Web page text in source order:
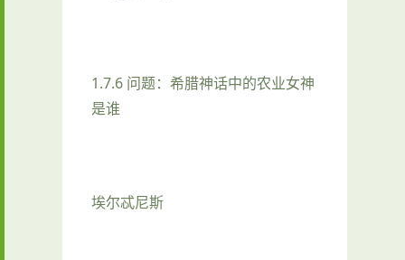
1.7.6 问题：希腊神话中的农业女神
是谁
埃尔忒尼斯